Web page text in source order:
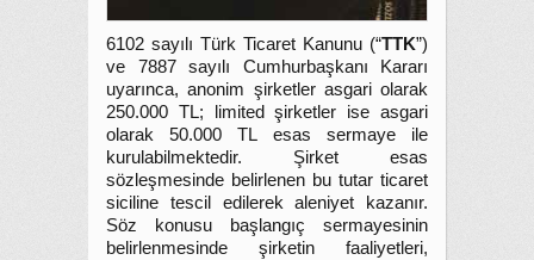
6102 sayılı Türk Ticaret Kanunu (“TTK”)
ve 7887 sayılı Cumhurbaşkanı Kararı
uyarınca, anonim şirketler asgari olarak
250.000 TL; limited şirketler ise asgari
olarak 50.000 TL esas sermaye ile
kurulabilmektedir. Şirket esas
sözleşmesinde belirlenen bu tutar ticaret
siciline tescil edilerek aleniyet kazanır.
Söz konusu başlangıç sermayesinin
belirlenmesinde şirketin faaliyetleri,